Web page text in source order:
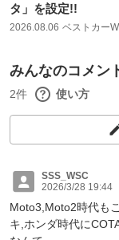
タ」を設定!!
2026.08.06 ベストカー
みんなのコメン
2件 使い方
SSS_WSC
2026/3/28 19:44
Moto3,Moto2時代も
キ,ホンダ時代に